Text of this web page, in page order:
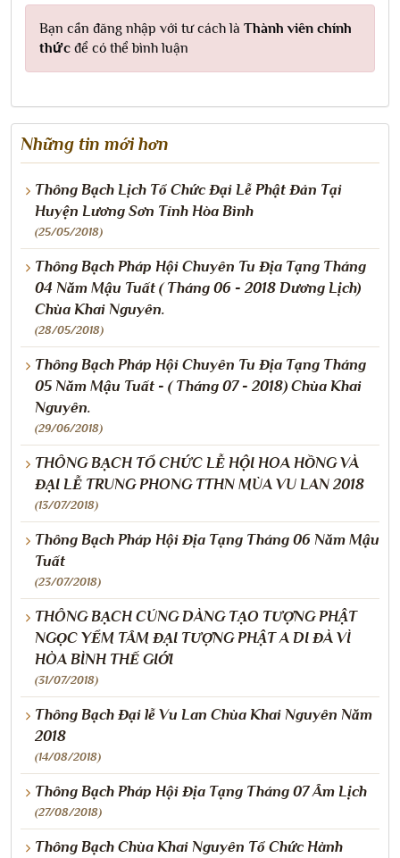
Bạn cần đăng nhập với tư cách là Thành viên chính
thức để có thể bình luận
Những tin mới hơn
Thông Bạch Lịch Tổ Chức Đại Lễ Phật Đản Tại
Huyện Lương Sơn Tỉnh Hòa Bình
(25/05/2018)
Thông Bạch Pháp Hội Chuyên Tu Địa Tạng Tháng
04 Năm Mậu Tuất ( Tháng 06 - 2018 Dương Lịch)
Chùa Khai Nguyên.
(28/05/2018)
Thông Bạch Pháp Hội Chuyên Tu Địa Tạng Tháng
05 Năm Mậu Tuất - ( Tháng 07 - 2018) Chùa Khai
Nguyên.
(29/06/2018)
THÔNG BẠCH TỔ CHỨC LỄ HỘI HOA HỒNG VÀ
ĐẠI LỄ TRUNG PHONG TTHN MÙA VU LAN 2018
(13/07/2018)
Thông Bạch Pháp Hội Địa Tạng Tháng 06 Năm Mậu
Tuất
(23/07/2018)
THÔNG BẠCH CÚNG DÀNG TẠO TƯỢNG PHẬT
NGỌC YỂM TÂM ĐẠI TƯỢNG PHẬT A DI ĐÀ VÌ
HÒA BÌNH THẾ GIỚI
(31/07/2018)
Thông Bạch Đại lễ Vu Lan Chùa Khai Nguyên Năm
2018
(14/08/2018)
Thông Bạch Pháp Hội Địa Tạng Tháng 07 Âm Lịch
(27/08/2018)
Thông Bạch Chùa Khai Nguyên Tổ Chức Hành